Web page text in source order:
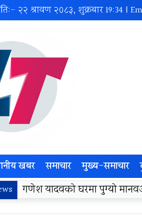
२२ श्रावण २०८३, शुक्रबार19:34 |
खबर समाचार मुख्य-समाचार
लोकज्योती उत्थान केन्द्रद्वारा